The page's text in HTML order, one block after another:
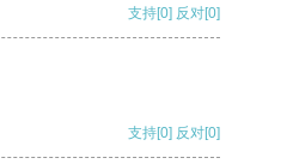
支持[0] 反对[0]
支持[0] 反对[0]